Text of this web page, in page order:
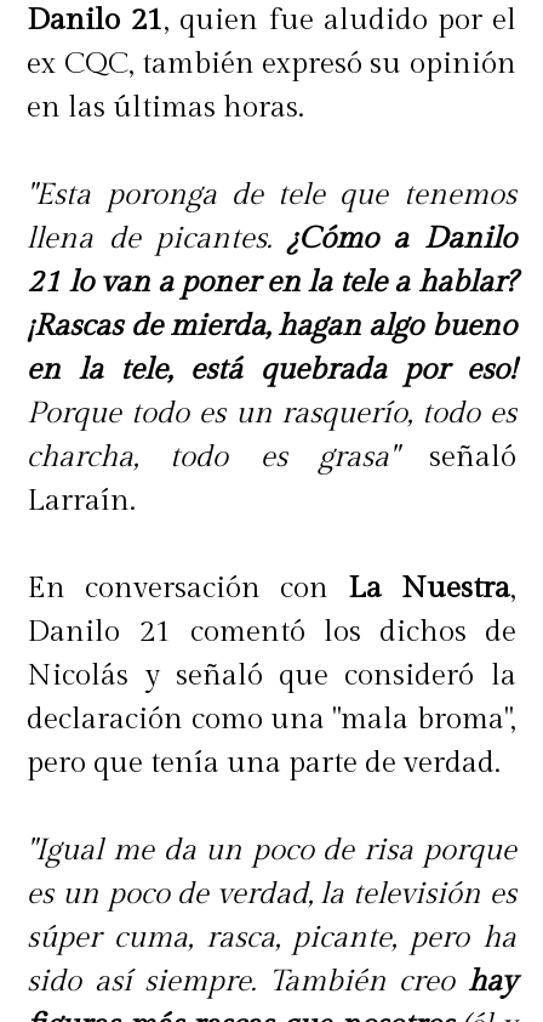
Danilo 21, quien fue aludido por el
ex CQC, también expresó su opinión
en las últimas horas.
"Esta poronga de tele que tenemos
llena de picantes. ¿Cómo a Danilo
21 lo van a poner en la tele a hablar?
¡Rascas de mierda, hagan algo bueno
en la tele, está quebrada por eso!
Porque todo es un rasquerío, todo es
charcha, todo es grasa"señaló
Larraín.
En conversación con La Nuestra,
Danilo 21 comentó los dichos de
Nicolás y señaló que consideró la
declaración como una "mala broma",
pero que tenía una parte de verdad.
"Igual me da un poco de risa porque
es un poco de verdad, la televisión es
súper cuma, rasca, picante, pero ha
sido así siempre. También creo hay